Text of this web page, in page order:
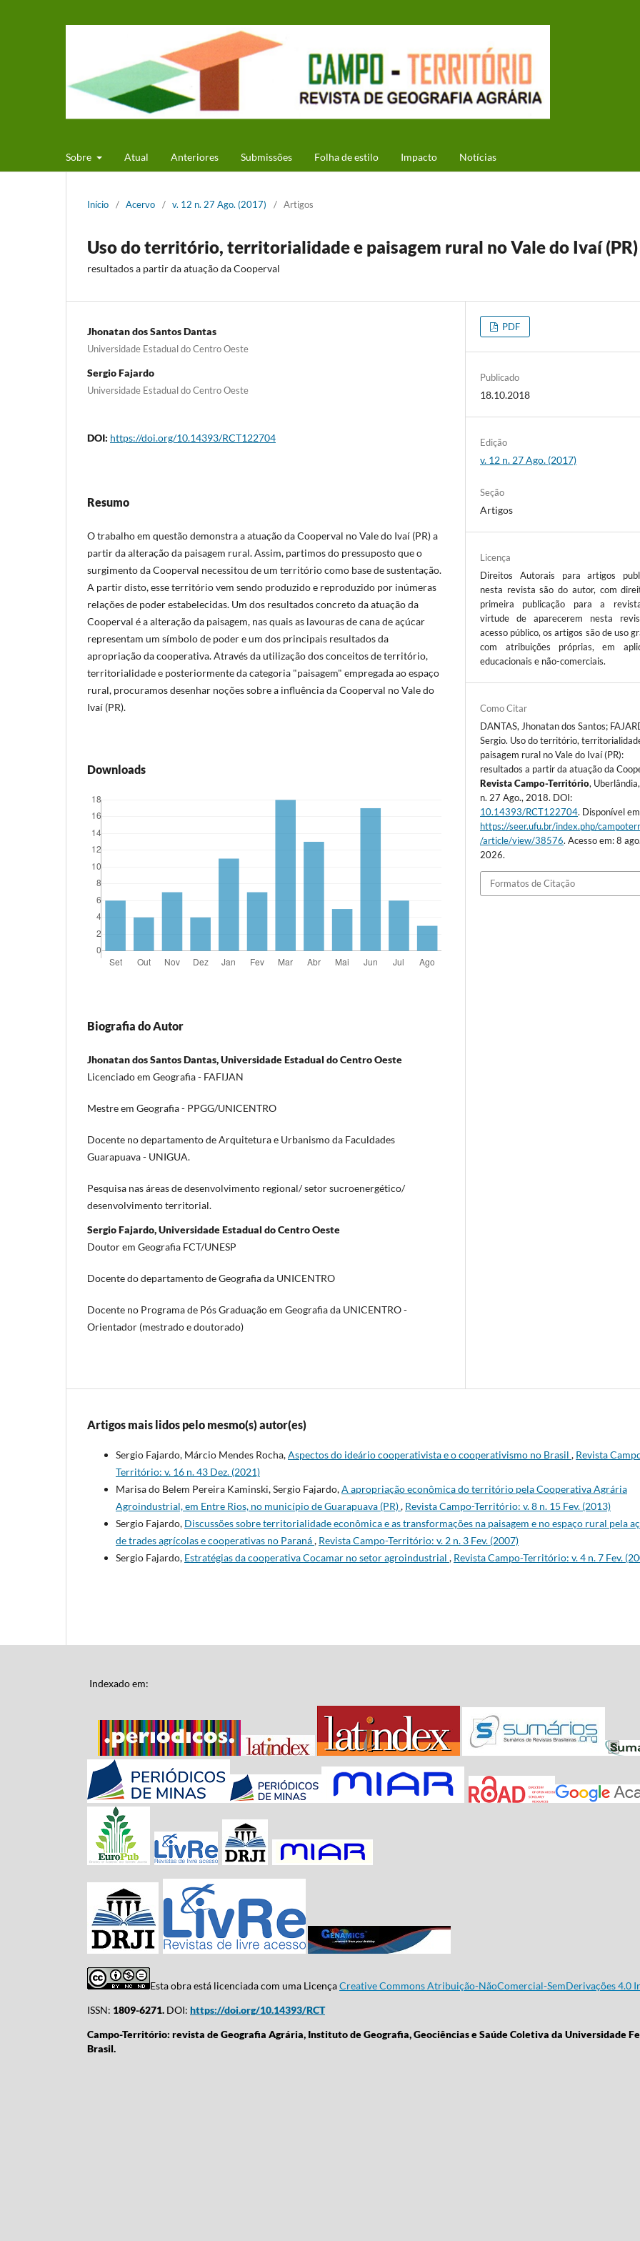
Sobre Atual Anteriores Submissões Folha de estilo Impacto Notícias
Início / Acervo / v. 12 n. 27 Ago. (2017) / Artigos
Uso do território, territorialidade e paisagem rural no Vale do Ivaí (PR)
resultados a partir da atuação da Cooperval
Jhonatan dos Santos Dantas
Universidade Estadual do Centro Oeste
Sergio Fajardo
Universidade Estadual do Centro Oeste
DOI: https://doi.org/10.14393/RCT122704
Resumo
O trabalho em questão demonstra a atuação da Cooperval no Vale do Ivaí (PR) a
partir da alteração da paisagem rural. Assim, partimos do pressuposto que o
surgimento da Cooperval necessitou de um território como base de sustentação.
A partir disto, esse território vem sendo produzido e reproduzido por inúmeras
relações de poder estabelecidas. Um dos resultados concreto da atuação da
Cooperval é a alteração da paisagem, nas quais as lavouras de cana de açúcar
representam um símbolo de poder e um dos principais resultados da
apropriação da cooperativa. Através da utilização dos conceitos de território,
territorialidade e posteriormente da categoria "paisagem" empregada ao espaço
rural, procuramos desenhar noções sobre a influência da Cooperval no Vale do
Ivaí (PR).
Downloads
Biografia do Autor
Jhonatan dos Santos Dantas, Universidade Estadual do Centro Oeste
Licenciado em Geografia - FAFIJAN
Mestre em Geografia - PPGG/UNICENTRO
Docente no departamento de Arquitetura e Urbanismo da Faculdades
Guarapuava - UNIGUA.
Pesquisa nas áreas de desenvolvimento regional/ setor sucroenergético/
desenvolvimento territorial.
Sergio Fajardo, Universidade Estadual do Centro Oeste
Doutor em Geografia FCT/UNESP
Docente do departamento de Geografia da UNICENTRO
Docente no Programa de Pós Graduação em Geografia da UNICENTRO -
Orientador (mestrado e doutorado)
PDF
Publicado
18.10.2018
Edição
v. 12 n. 27 Ago. (2017)
Seção
Artigos
Licença
Direitos Autorais para artigos
nesta revista são do autor, com
primeira publicação para a
virtude de aparecerem nesta
acesso público, os artigos são de uso
com atribuições próprias, em
educacionais e não-comerciais.
Como Citar
DANTAS, Jhonatan dos Santos;
Sergio. Uso do território,
paisagem rural no Vale do Ivaí (PR):
resultados a partir da atuação da
Revista Campo-Território,
n. 27 Ago., 2018. DOI:
10.14393/RCT122704. Disponível
https://seer.ufu.br/index.php/
/article/view/38576. Acesso em: 8 ago.
2026.
Formatos de Citação
Artigos mais lidos pelo mesmo(s) autor(es)
Sergio Fajardo, Márcio Mendes Rocha,Aspectos do ideário cooperativista e o cooperativismo no Brasil , Revista
Território: v. 16 n. 43 Dez. (2021)
Marisa do Belem Pereira Kaminski, Sergio Fajardo,A apropriação econômica do território pela Cooperativa Agrária
Agroindustrial, em Entre Rios, no município de Guarapuava (PR), Revista Campo-Território: v. 8 n. 15 Fev. (2013)
Sergio Fajardo, Discussões sobre territorialidade econômica e as transformações na paisagem e no espaço rural pela
de trades agrícolas e cooperativas no Paraná, Revista Campo-Território: v. 2 n. 3 Fev. (2007)
Sergio Fajardo, Estratégias da cooperativa Cocamar no setor agroindustrial , Revista Campo-Território: v. 4 n. 7 Fev.
Indexado em:
Esta obra está licenciada com uma LicençaCreative Commons Atribuição-NãoComercial-SemDerivações 4.0
ISSN: 1809-6271. DOI: https://doi.org/10.14393/RCT
Campo-Território: revista de Geografia Agrária, Instituto de Geografia, Geociências e Saúde Coletiva da Universidade
Brasil.